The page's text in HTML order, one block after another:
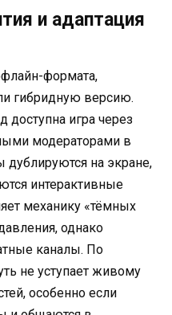
и адаптация
формата,
гибридную версию.
игра через
модераторами в
на экране,
интерактивные
механику «тёмных
однако
каналы. По
не уступает живому
особенно если